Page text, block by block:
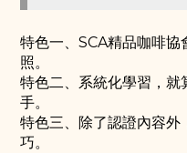
特色一、SCA精品咖啡
照。
特色二、系統化學習，
手。
特色三、除了認證內容
巧。